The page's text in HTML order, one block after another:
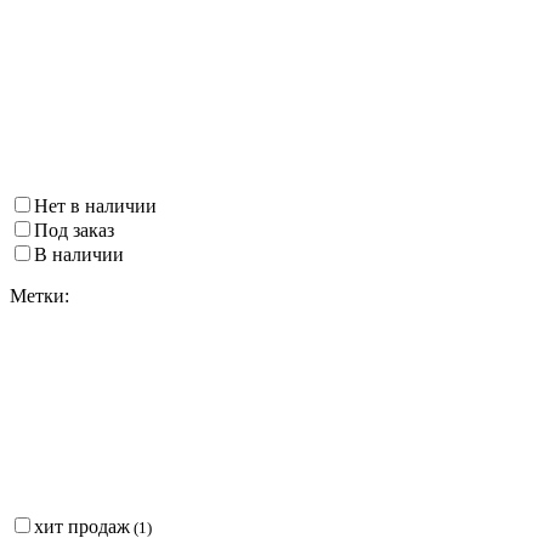
Нет в наличии
Под заказ
В наличии
Метки:
хит продаж (1 )